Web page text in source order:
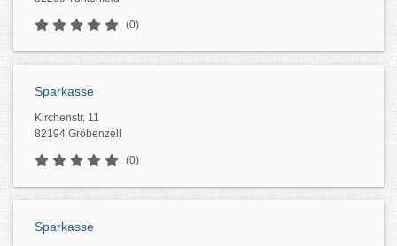
(0)
Sparkasse
Kirchenstr. 11
82194 Gröbenzell
(0)
Sparkasse